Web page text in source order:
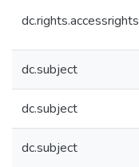
dc.rights.accessrights
dc.subject
dc.subject
dc.subject